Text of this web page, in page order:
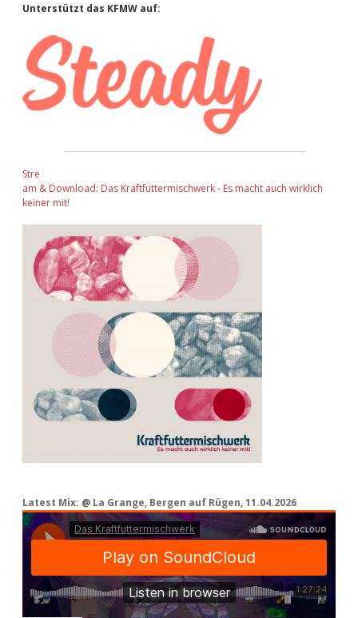
Sidebar
Unterstützt das KFMW auf:
Stre
am & Download: Das Kraftfuttermischwerk - Es macht auch wirklich
keiner mit!
Latest Mix: @ La Grange, Bergen auf Rügen, 11.04.2026